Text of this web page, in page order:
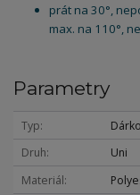
prát na 30°,
max. na 110°,
Parametry
Typ
Druh
Uni
Materiál